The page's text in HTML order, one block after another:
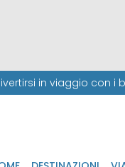
in viaggio con i